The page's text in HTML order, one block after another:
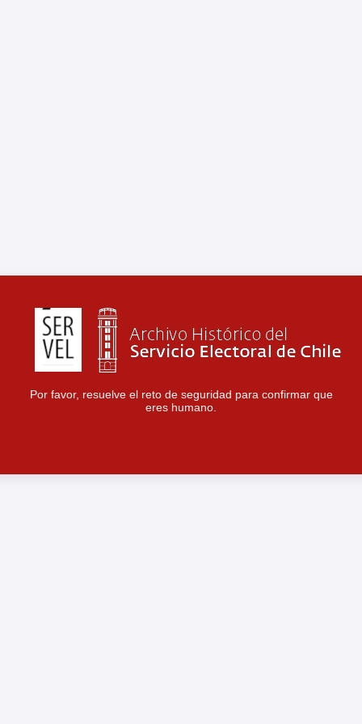
Por favor, resuelve el reto de seguridad para confirmar que
eres humano.